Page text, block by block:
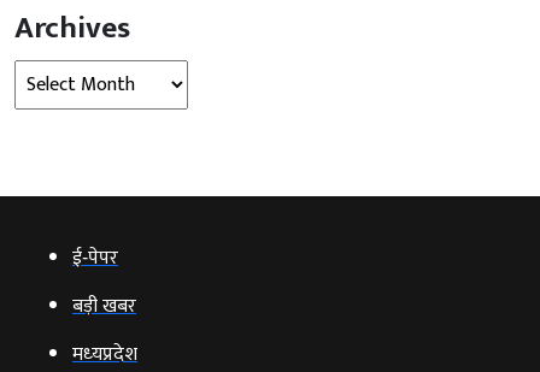
Archives
Archives
ई‑पेपर
बड़ी खबर
मध्‍यप्रदेश